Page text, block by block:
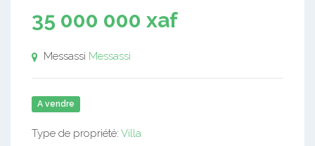
35 000 000 xaf
Messassi Messassi
A vendre
Type de propriété: Villa